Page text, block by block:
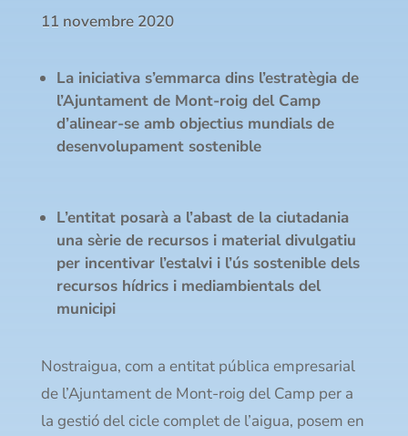
11 novembre 2020
La iniciativa s’emmarca dins l’estratègia de
l’Ajuntament de Mont-roig del Camp
d’alinear-se amb objectius mundials de
desenvolupament sostenible
L’entitat posarà a l’abast de la ciutadania
una sèrie de recursos i material divulgatiu
per incentivar l’estalvi i l’ús sostenible dels
recursos hídrics i mediambientals del
municipi
Nostraigua, com a entitat pública empresarial
de l’Ajuntament de Mont-roig del Camp per a
la gestió del cicle complet de l’aigua, posem en